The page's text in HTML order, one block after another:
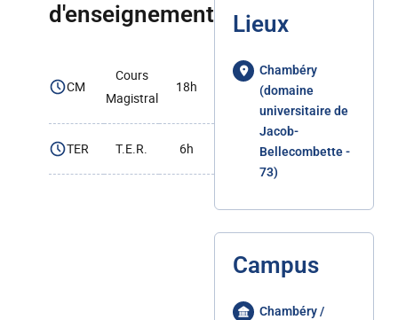
d'enseignement
CM
Cours
Magistral
18h
TER T.E.R. 6h
Lieux
Chambéry
(domaine
universitaire de
Jacob-
Bellecombette -
73)
Campus
Chambéry /